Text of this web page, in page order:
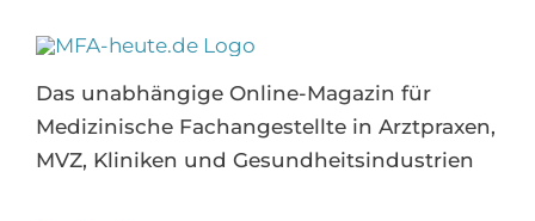
Das unabhängige Online-Magazin für
Medizinische Fachangestellte in Arztpraxen,
MVZ, Kliniken und Gesundheitsindustrien